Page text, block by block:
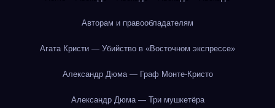
Авторам и правообладателям
Агата Кристи — Убийство в «Восточном экспрессе»
Александр Дюма — Граф Монте-Кристо
Александр Дюма — Три мушкетёра